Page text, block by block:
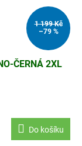
1 199 Kč
–79 %
ČERNÁ 2XL
Do košíku